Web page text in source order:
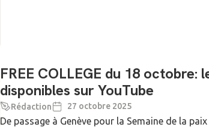
FREE COLLEGE du 18
disponibles sur YouTube
Rédaction 27 octobre 2025
De passage à Genève pour la Semaine de la